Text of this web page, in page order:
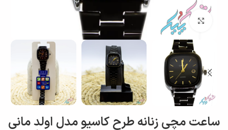
بزرگنمایی تصویر
ساعت مچی زنانه طرح کاسیو مدل اولد مانی